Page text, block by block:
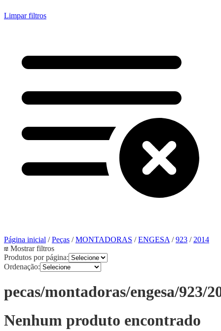
Limpar filtros
Página inicial /Peças /MONTADORAS /ENGESA/923 /2014
Mostrar filtros
Produtos por página:
Ordenação:
pecas/montadoras/engesa/923/
Nenhum produto encontrado